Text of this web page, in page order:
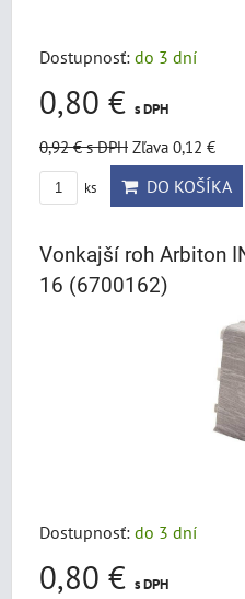
Dostupnosť: do 3 dní
0,80 € s DPH
0,92 €s DPH Zľava 0,12 €
ks DO KOŠÍKA
Vonkajší roh Arbiton
16 (6700162)
Dostupnosť: do 3 dní
0,80 € s DPH